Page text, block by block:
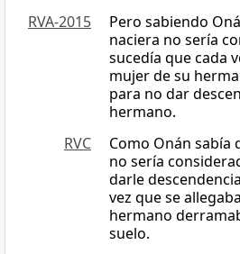
RVA-2015
Pero sabiendo
naciera no sería
sucedía que cada
mujer de su
para no dar
hermano.
RVC
Como Onán sabía
no sería
darle
vez que se
hermano
suelo.